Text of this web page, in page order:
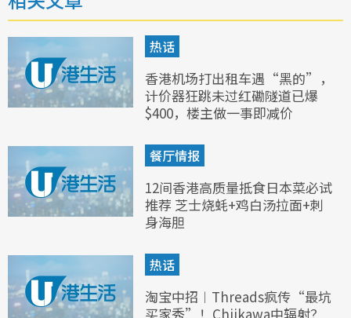
热话
香港机场打出租车遇“黑的”，
计价器狂跳未过红磡隧道已爆
$400，楼主做一事即减价
餐厅情报
12间香港高质量抵食日本菜必试
推荐 芝士烧蚝+鸡白汤拉面+刺
身海胆
热话
淘宝中招︱Threads疯传“最坑
买家秀”！Chiikawa中辐射？